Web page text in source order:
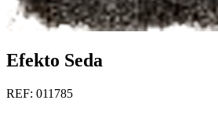
Efekto Seda
REF: 011785